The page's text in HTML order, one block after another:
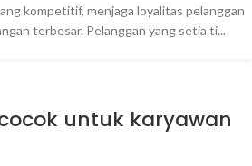
kompetitif, menjaga loyalitas pelanggan
terbesar. Pelanggan yang setia ti...
untuk karyawan